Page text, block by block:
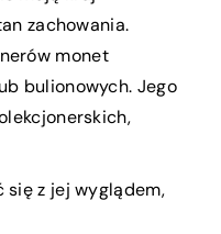
zachowania.
monet
bulionowych. Jego
się z jej wyglądem,